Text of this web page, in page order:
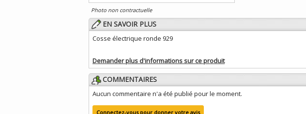
Photo non contractuelle
EN SAVOIR PLUS
Cosse électrique ronde 929
Demander plus d'informations sur ce produit
COMMENTAIRES
Aucun commentaire n'a été publié pour le moment.
Connectez-vous pour donner votre avis